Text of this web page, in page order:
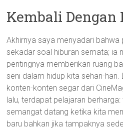
Kembali Dengan
Akhirnya saya menyadari bahwa
sekadar soal hiburan semata; ia
pentingnya memberikan ruang
seni dalam hidup kita sehari-
konten-konten segar dari
lalu, terdapat pelajaran
semangat datang ketika kita
baru bahkan jika tampaknya